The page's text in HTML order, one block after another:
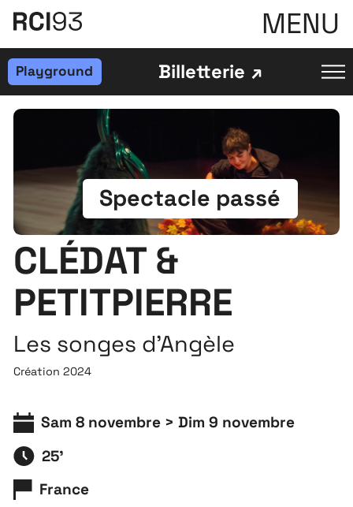
MENU
Playground Billetterie
Spectacle passé
CLÉDAT &
PETITPIERRE
Les songes d'Angèle
Création 2024
Sam 8 novembre > Dim 9 novembre
25'
France